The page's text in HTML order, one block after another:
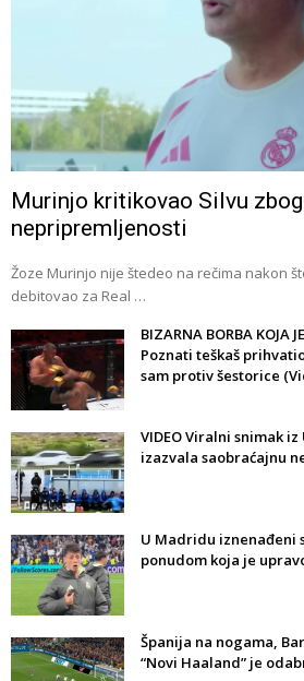
Murinjo kritikovao Silvu
nepripremljenosti
Žoze Murinjo nije štedeo na rečima nakon
debitovao za Real …
BIZARNA BORBA KOJA
Poznati teškaš
sam protiv šestorice
VIDEO Viralni snimak
izazvala saobraćajnu
U Madridu iznenađeni
ponudom koja je
Španija na nogama,
“Novi Haaland” je